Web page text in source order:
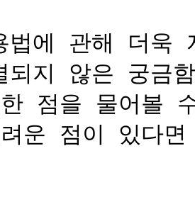
법에 관해 더욱
되지 않은 궁금
점을 물어볼
운 점이 있다